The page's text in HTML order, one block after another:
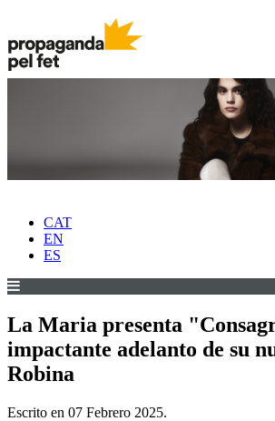
CAT
EN
ES
La Maria presenta
impactante adelanto de su
Robina
Escrito en 07 Febrero 2025.